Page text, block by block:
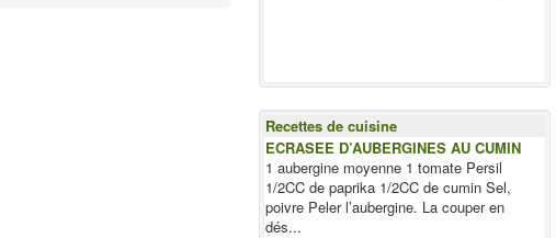
Recettes de cuisine
ECRASEE D’AUBERGINES AU CUMIN
1 aubergine moyenne 1 tomate Persil
1/2CC de paprika 1/2CC de cumin Sel,
poivre Peler l’aubergine. La couper en
dés...